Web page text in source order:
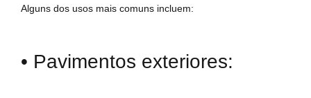
Alguns dos usos mais comuns incluem:
• Pavimentos exteriores: